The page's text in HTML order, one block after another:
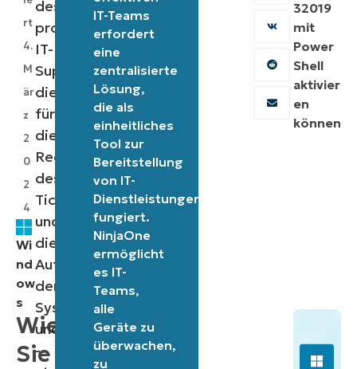
Wi
nd
ow
s
Wie
Sie
rt
4.
M
är
z
2
0
2
4
des
proaktiven
IT-
Supports,
die
für
die
Reduzierung
des
Ticketvolumens
und
die
Aufrechterhaltung
der
Systemgesundheit
und
-
IT-Teams
erfordert
eine
zentralisierte
Lösung,
die als
einheitliches
Tool zur
Bereitstellung
von IT-
Dienstleistungen
fungiert.
NinjaOne
ermöglicht
es IT-
Teams,
alle
Geräte zu
überwachen,
zu
32019
mit
Power
Shell
aktivier
en
können